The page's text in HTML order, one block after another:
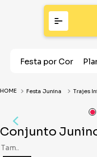
Festa por Cor
Festa Junina Trajes
Conjunto
Tam..